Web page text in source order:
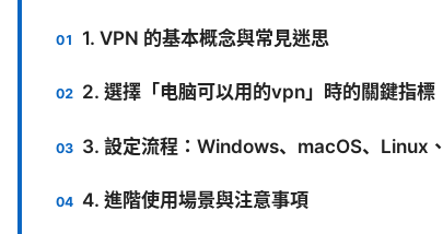
1. VPN 的基本概念與常見迷思
2. 選擇「电脑可以用的vpn」時的關鍵指標
3. 設定流程：Windows、macOS、Linux
4. 進階使用場景與注意事項